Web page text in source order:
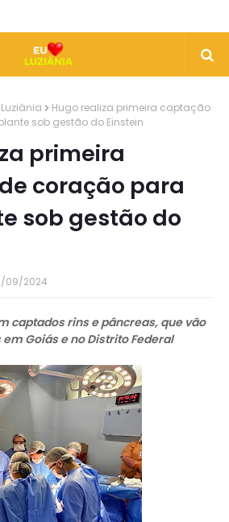
Hugo realiza primeira captação
sob gestão do Einstein
primeira
coração para
sob gestão do
09/2024
captados rins e pâncreas, que vão
Goiás e no Distrito Federal